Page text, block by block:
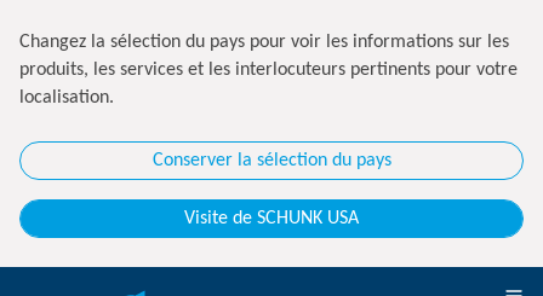
Changez la sélection du pays pour voir les informations sur les
produits, les services et les interlocuteurs pertinents pour votre
localisation.
Conserver la sélection du pays
Visite de SCHUNK USA